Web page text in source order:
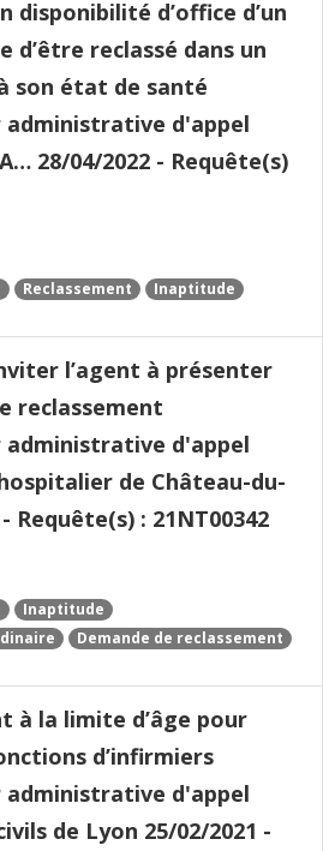
disponibilité d’office d’un
d’être reclassé dans un
son état de santé
administrative d'appel
28/04/2022 - Requête(s)
Reclassement Inaptitude
l’agent à présenter
reclassement
administrative d'appel
de Château-du-
Requête(s) : 21NT00342
Inaptitude
Demande de reclassement
à la limite d’âge pour
d’infirmiers
administrative d'appel
de Lyon 25/02/2021 -